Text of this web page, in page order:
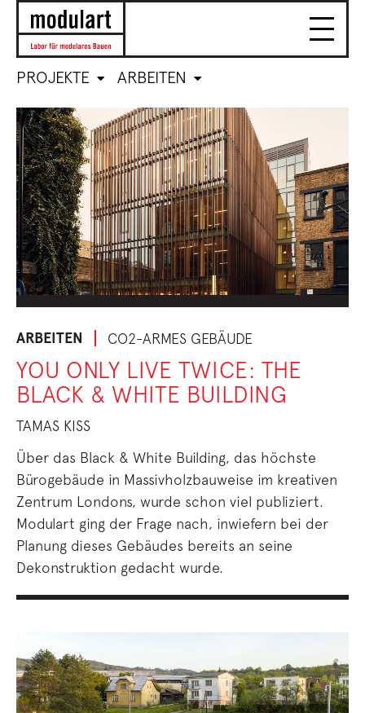
PROJEKTE ARBEITEN
ARBEITEN CO2-ARMES GEBÄUDE
YOU ONLY LIVE TWICE: THE
BLACK & WHITE BUILDING
TAMAS KISS
Über das Black & White Building, das höchste
Bürogebäude in Massivholzbauweise im kreativen
Zentrum Londons, wurde schon viel publiziert.
Modulart ging der Frage nach, inwiefern bei der
Planung dieses Gebäudes bereits an seine
Dekonstruktion gedacht wurde.